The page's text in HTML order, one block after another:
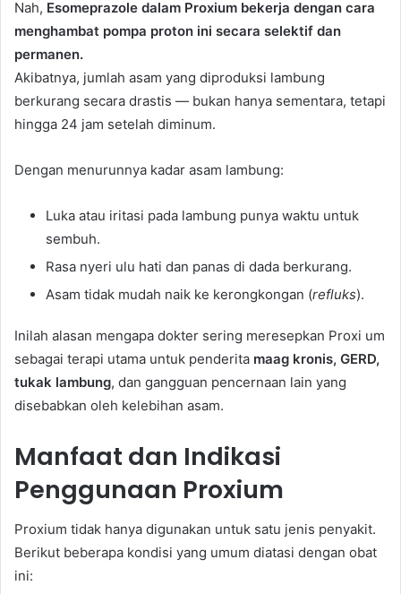
Nah, Esomeprazole dalam Proxium bekerja dengan cara
menghambat pompa proton ini secara selektif dan
permanen.
Akibatnya, jumlah asam yang diproduksi lambung
berkurang secara drastis — bukan hanya sementara, tetapi
hingga 24 jam setelah diminum.
Dengan menurunnya kadar asam lambung:
Luka atau iritasi pada lambung punya waktu untuk
sembuh.
Rasa nyeri ulu hati dan panas di dada berkurang.
Asam tidak mudah naik ke kerongkongan (refluks).
Inilah alasan mengapa dokter sering meresepkan Proxi um
sebagai terapi utama untuk penderita maag kronis, GERD,
tukak lambung, dan gangguan pencernaan lain yang
disebabkan oleh kelebihan asam.
Manfaat dan Indikasi
Penggunaan Proxium
Proxium tidak hanya digunakan untuk satu jenis penyakit.
Berikut beberapa kondisi yang umum diatasi dengan obat
ini: